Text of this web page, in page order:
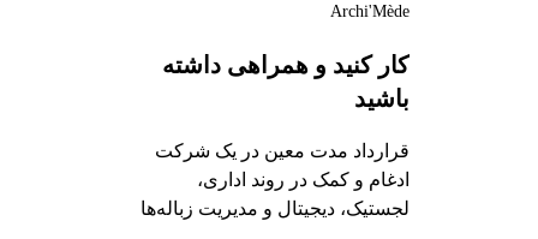
کار کنید و همراهی داشته
باشید
قرارداد مدت‌ معین در یک شرکت
ادغام و کمک در روند اداری،
لجستیک، دیجیتال و مدیریت زباله‌ها
Archi'Mède